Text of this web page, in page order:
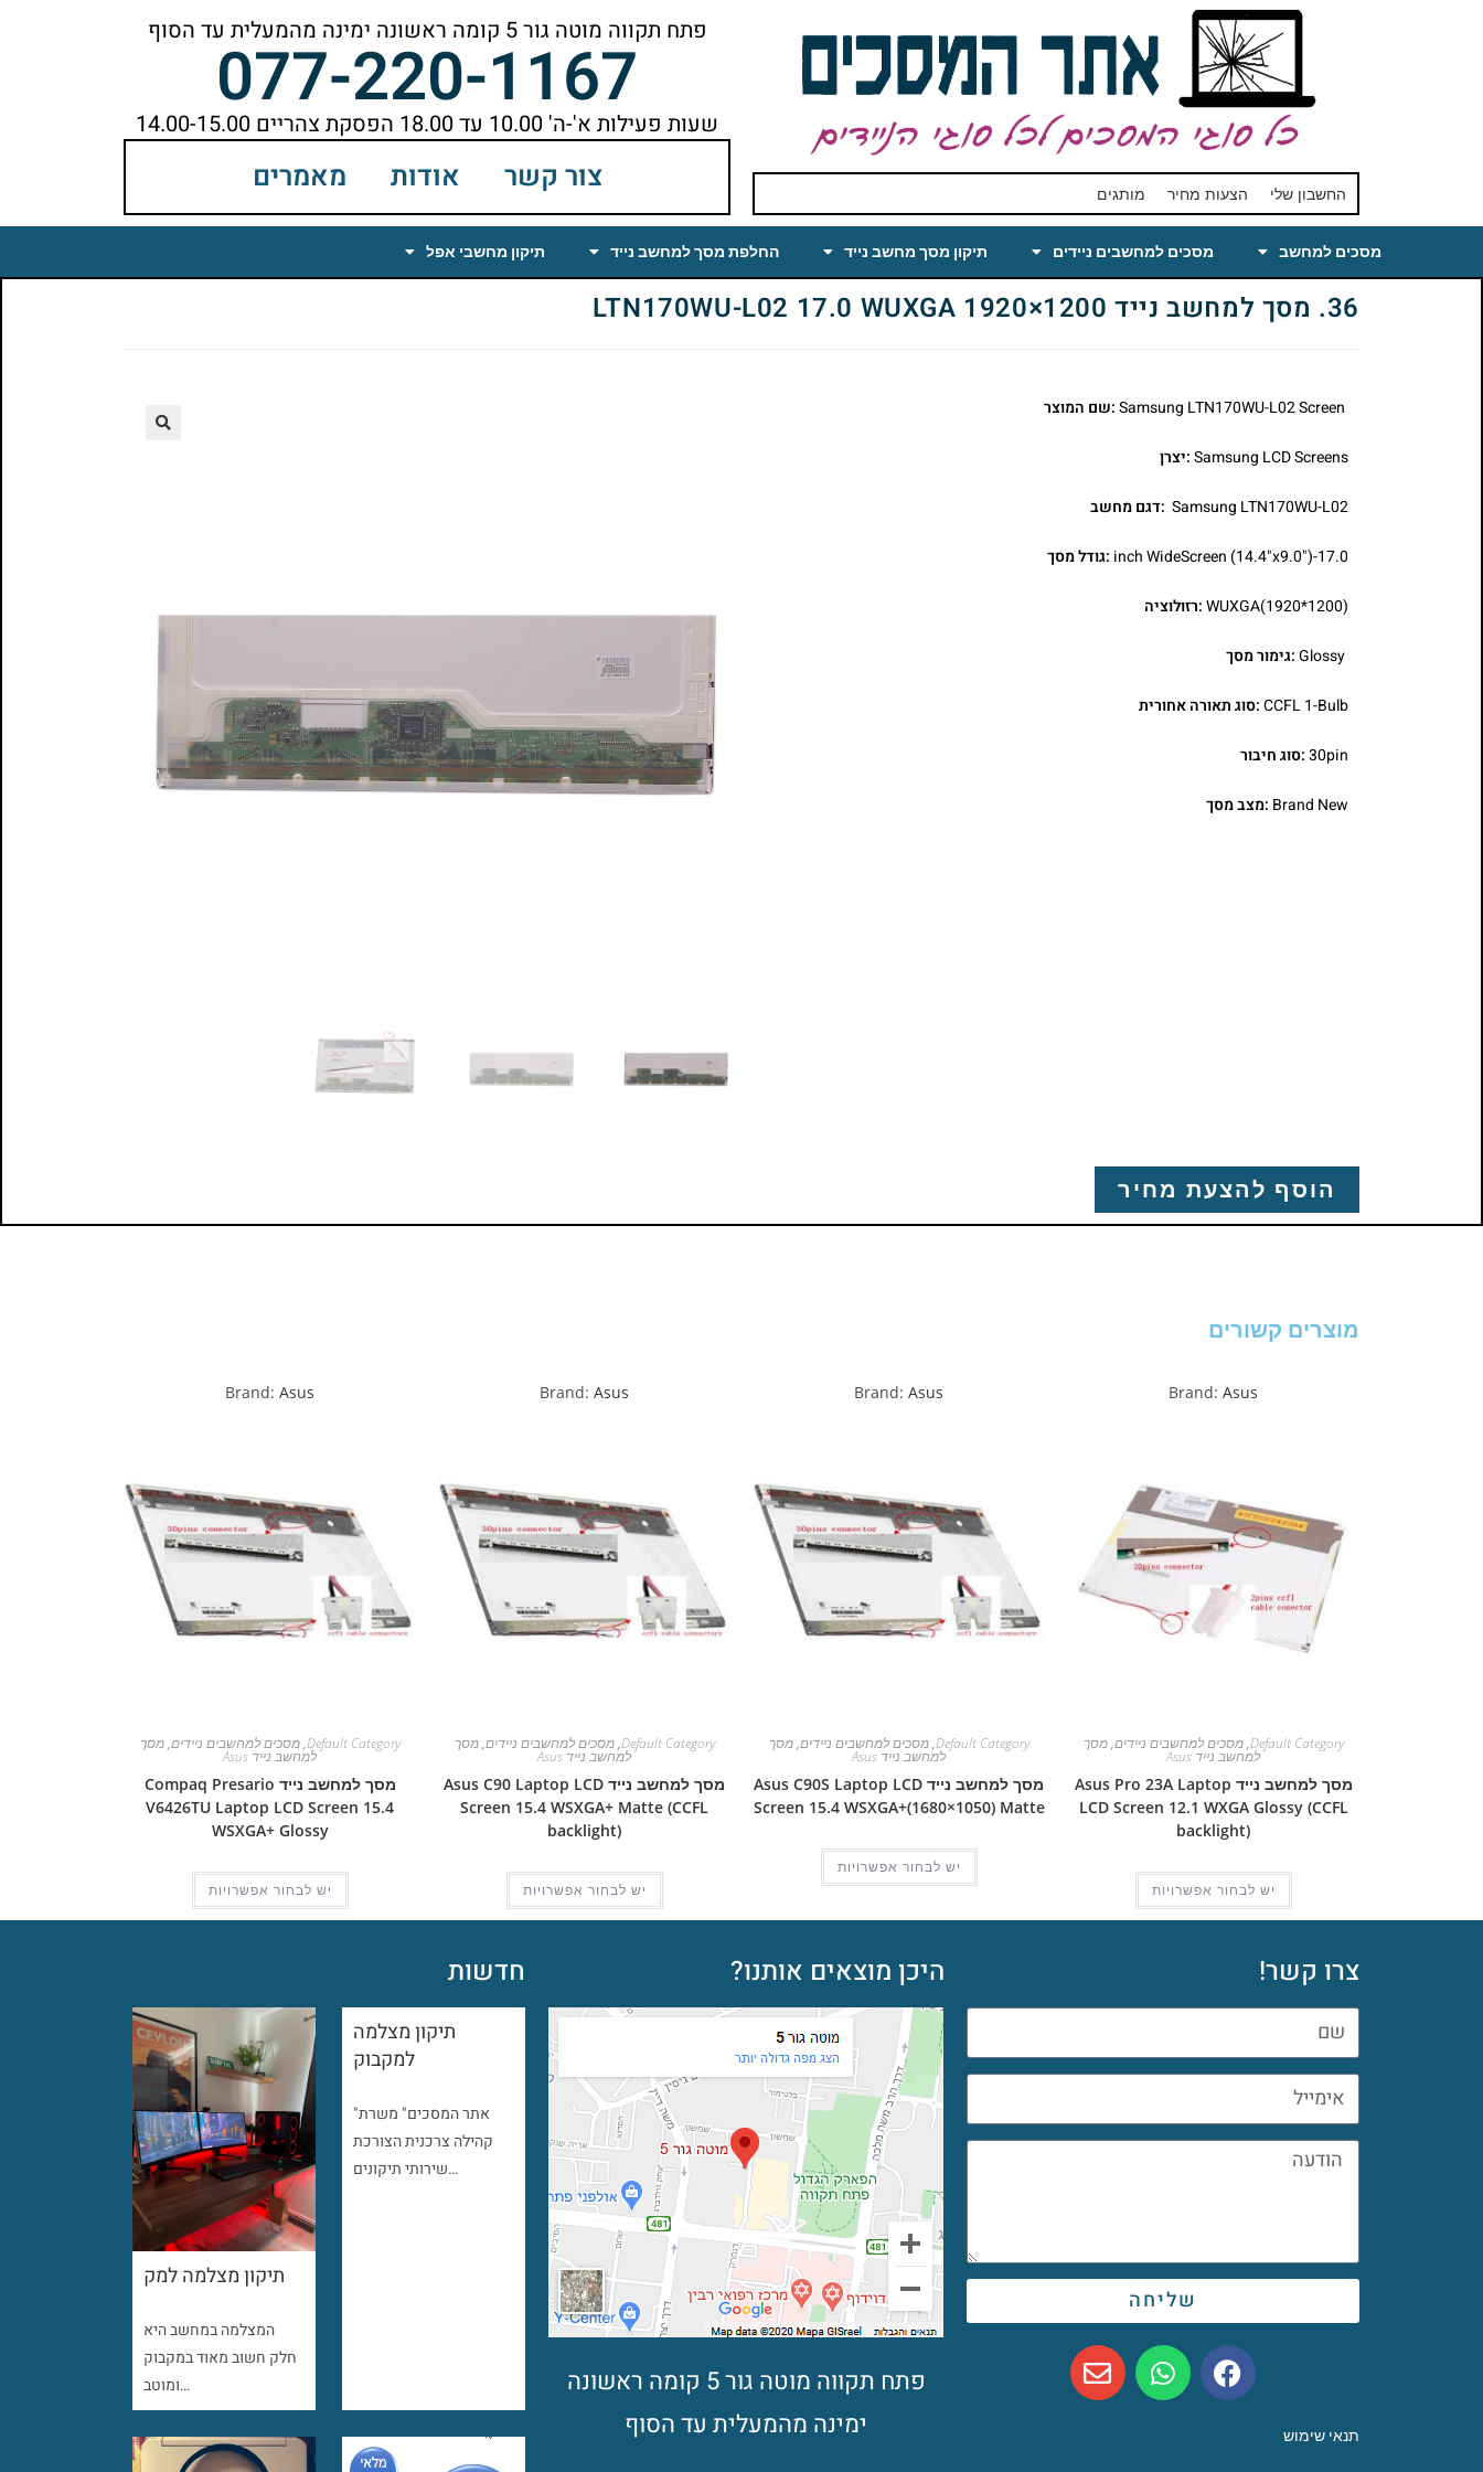
החשבון שלי הצעות מחיר מותגים
פתח תקווה מוטה גור 5 קומה ראשונה ימינה מהמעלית עד הסוף
077-220-1167שעות פעילות א'-ה' 10.00 עד 18.00 הפסקת צהריים 14.00-15.00
צור קשר אודות מאמרים
מסכים למחשב מסכים למחשבים ניידים תיקון מסך מחשב נייד החלפת מסך למחשב נייד תיקון מחשבי אפל
36. מסך למחשב נייד LTN170WU-L02 17.0 WUXGA 1920×1200
:שם המוצר
Samsung LCD Screens:יצרן
Samsung LTN170WU-L02 :דגם מחשב
17.0-inch WideScreen (14.4"x9.0") :גודל מסך
WUXGA(1920*1200):רזולוציה
Glossy:גימור מסך
CCFL 1-Bulb:סוג תאורה אחורית
30pin:סוג חיבור
Brand New :מצב מסך
הוסף להצעת מחיר
מוצרים קשורים
Brand: Asus
Default Category
,מסכים למחשבים ניידים,מסך
למחשב נייד Asus
מסך למחשב נייד Asus Pro 23A Laptop
LCD Screen 12.1 WXGA Glossy (CCFL
backlight)
יש לבחור אפשרויות
Brand: Asus
Default Category
,מסכים למחשבים ניידים,מסך
למחשב נייד Asus
מסך למחשב נייד Asus C90S Laptop LCD
Screen 15.4 WSXGA+(1680×1050) Matte
יש לבחור אפשרויות
Brand: Asus
Default Category
,מסכים למחשבים ניידים,מסך
למחשב נייד Asus
מסך למחשב נייד Asus C90 Laptop LCD
Screen 15.4 WSXGA+ Matte (CCFL
backlight)
יש לבחור אפשרויות
Brand: Asus
Default Category
,מסכים למחשבים ניידים,מסך
למחשב נייד Asus
מסך למחשב נייד Compaq Presario
V6426TU Laptop LCD Screen 15.4
WSXGA+ Glossy
יש לבחור אפשרויות
צרו קשר!
שליחה
תנאי שימוש
היכן מוצאים אותנו?
פתח תקווה מוטה גור 5 קומה ראשונה
ימינה מהמעלית עד הסוף
חדשות
תיקון מצלמה למק
המצלמה במחשב היא
חלק חשוב מאוד במקבוק
ומוטב…
תיקון מצלמה
למקבוק
"אתר המסכים" משרת
קהילה צרכנית הצורכת
שירותי תיקונים…